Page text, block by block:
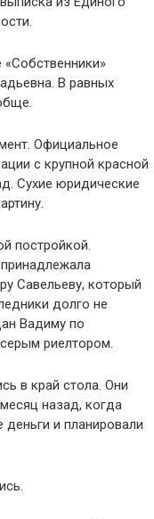
В равных
Официальное
с крупной красной
Сухие юридические
постройкой.
Савельеву, который
долго не
Вадиму по
риелтором.
в край стола. Они
назад, когда
деньги и планировали